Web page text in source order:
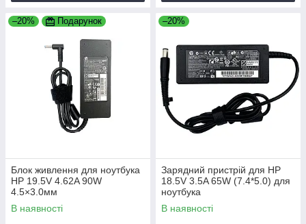
–20% Подарунок
Блок живлення для ноутбука
HP 19.5V 4.62A 90W
4.5×3.0мм
В наявності
–20%
Зарядний пристрій для HP
18.5V 3.5A 65W (7.4*5.0) для
ноутбука
В наявності